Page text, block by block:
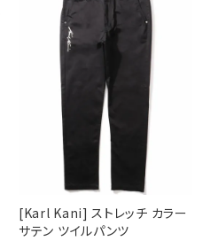
[Karl Kani] ストレッチ カラー
サテン ツイルパンツ